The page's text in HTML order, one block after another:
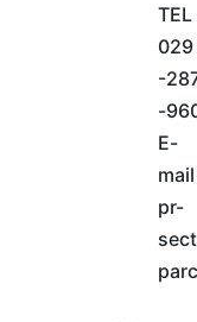
TEL
029
-
-
E-
mail
pr-